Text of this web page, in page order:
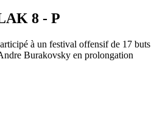
8 - P
à un festival offensif de 17 buts
Burakovsky en prolongation